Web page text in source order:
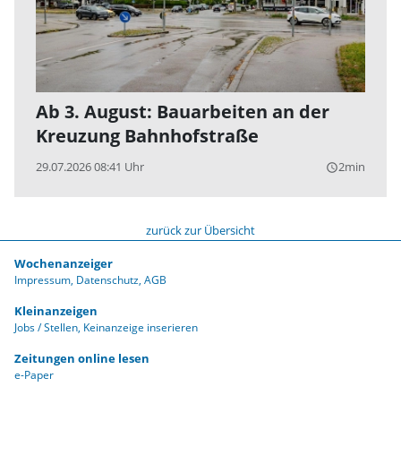
Ab 3. August: Bauarbeiten an der
Kreuzung Bahnhofstraße
29.07.2026 08:41 Uhr query_builder2min
zurück zur Übersicht
Wochenanzeiger
Impressum Datenschutz AGB
Kleinanzeigen
Jobs / Stellen Keinanzeige inserieren
Zeitungen online lesen
e-Paper